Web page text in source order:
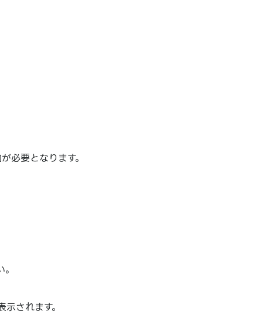
必要となります。
されます。